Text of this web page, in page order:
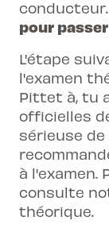
conducteur.
pour
L'étape
l'examen
Pittet à, tu
officielles
sérieuse
à l'examen.
consulte
théorique.